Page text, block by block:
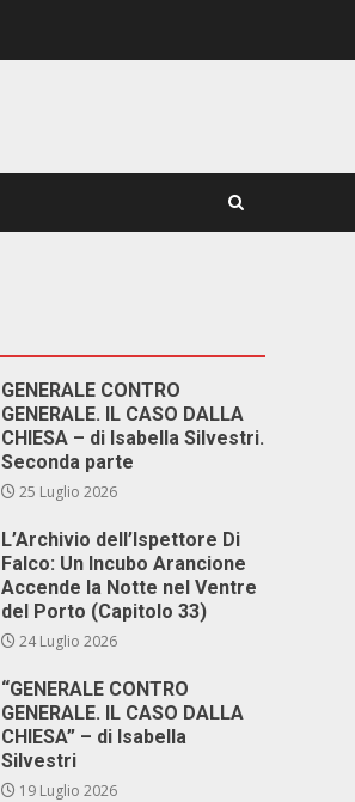
GENERALE CONTRO
GENERALE. IL CASO DALLA
CHIESA – di Isabella Silvestri.
Seconda parte
25 Luglio 2026
L’Archivio dell’Ispettore Di
Falco: Un Incubo Arancione
Accende la Notte nel Ventre
del Porto (Capitolo 33)
24 Luglio 2026
“GENERALE CONTRO
GENERALE. IL CASO DALLA
CHIESA” – di Isabella
Silvestri
19 Luglio 2026